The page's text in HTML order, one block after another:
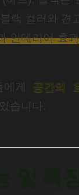
랙 컬러와 견
인테리어 효과
에게 공간의
습니다.